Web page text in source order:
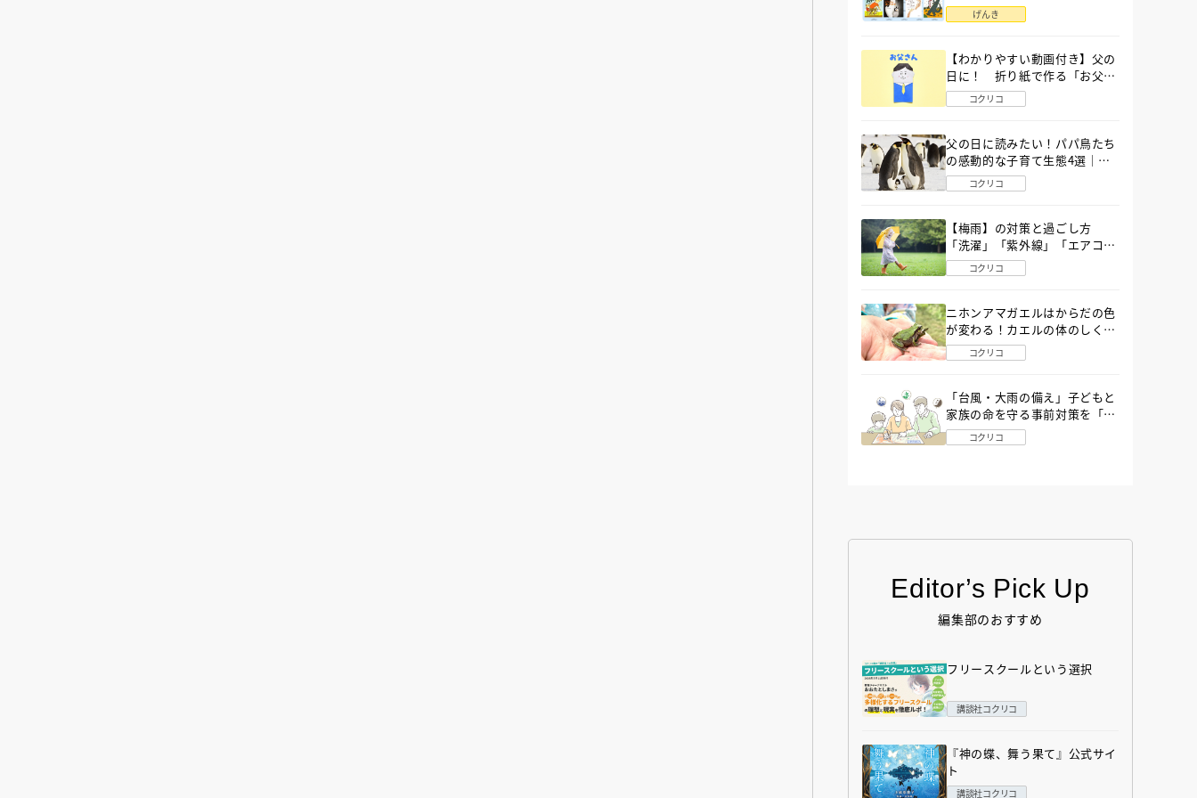
語」６選
げんき
【わかりやすい動画付き】父の
日に！ 折り紙で作る「お父さ
ん」の簡単な折り方
コクリコ
父の日に読みたい！パパ鳥たち
の感動的な子育て生態4選｜図
鑑MOVE
コクリコ
【梅雨】の対策と過ごし方
「洗濯」「紫外線」「エアコ
ン」「ゲリラ豪雨」…〔気象予
報士が完全ガイド〕
コクリコ
ニホンアマガエルはからだの色
が変わる！カエルの体のしくみ
から両生類の特ちょうまで図鑑
MOVEが解説！
コクリコ
「台風・大雨の備え」子どもと
家族の命を守る事前対策を「防
災アドバイザー」が解説
コクリコ
Editor’s Pick Up
編集部のおすすめ
フリースクールという選択
講談社コクリコ
『神の蝶、舞う果て』公式サイ
ト
講談社コクリコ